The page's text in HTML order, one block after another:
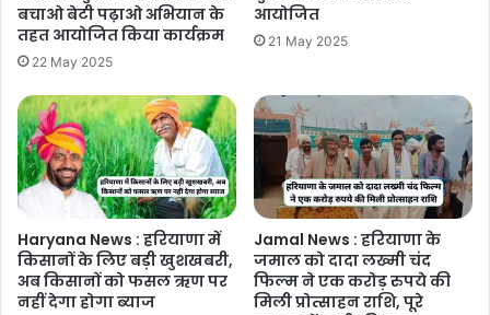
बचाओ बेटी पढ़ाओ अभियान के
तहत आयोजित किया कार्यक्रम
22 May 2025
आयोजित
21 May 2025
Haryana News : हरियाणा में
किसानों के लिए बड़ी खुशखबरी,
अब किसानों को फसल ऋण पर
नहीं देगा होगा ब्याज
Jamal News : हरियाणा के
जमाल को दादा लख्मी चंद
फिल्म ने एक करोड़ रुपये की
मिली प्रोत्साहन राशि, पूरे